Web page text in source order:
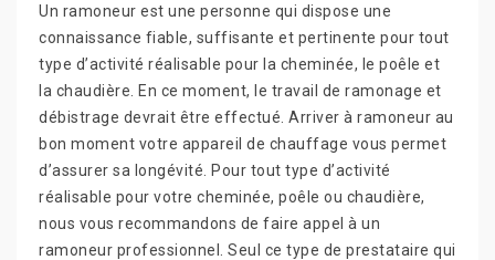
Un ramoneur est une personne qui dispose une
connaissance fiable, suffisante et pertinente pour tout
type d’activité réalisable pour la cheminée, le poêle et
la chaudière. En ce moment, le travail de ramonage et
débistrage devrait être effectué. Arriver à ramoneur au
bon moment votre appareil de chauffage vous permet
d’assurer sa longévité. Pour tout type d’activité
réalisable pour votre cheminée, poêle ou chaudière,
nous vous recommandons de faire appel à un
ramoneur professionnel. Seul ce type de prestataire qui